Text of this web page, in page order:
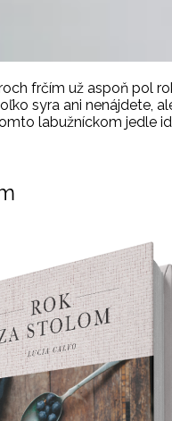
frčím už aspoň pol
syra ani nenájdete,
labužníckom jedle